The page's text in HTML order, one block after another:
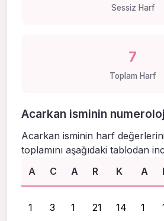
Sessiz Harf
7
Toplam Harf
Acarkan isminin
Acarkan isminin harf
toplamını aşağıdaki tablodan
A
C A R K A
1 3 1 21 14 1